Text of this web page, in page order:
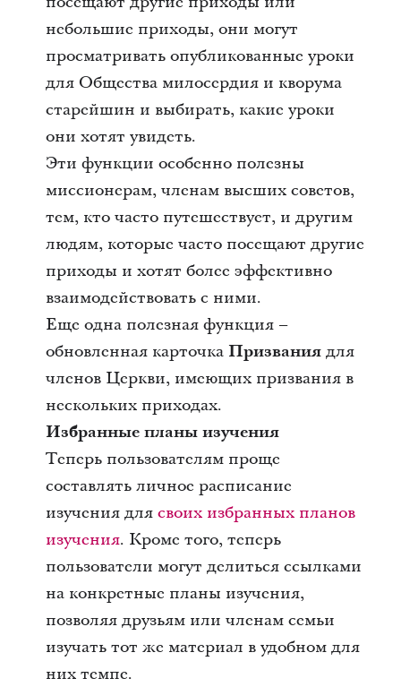
небольшие приходы, они могут
просматривать опубликованные уроки
для Общества милосердия и кворума
старейшин и выбирать, какие уроки
они хотят увидеть.
Эти функции особенно полезны
миссионерам, членам высших советов,
тем, кто часто путешествует, и другим
людям, которые часто посещают другие
приходы и хотят более эффективно
взаимодействовать с ними.
Еще одна полезная функция –
обновленная карточка Призваниядля
членов Церкви, имеющих призвания в
нескольких приходах.
Избранные планы изучения
Теперь пользователям проще
составлять личное расписание
изучения для своих избранных планов
изучения. Кроме того, теперь
пользователи могут делиться ссылками
на конкретные планы изучения,
позволяя друзьям или членам семьи
изучать тот же материал в удобном для
них темпе.